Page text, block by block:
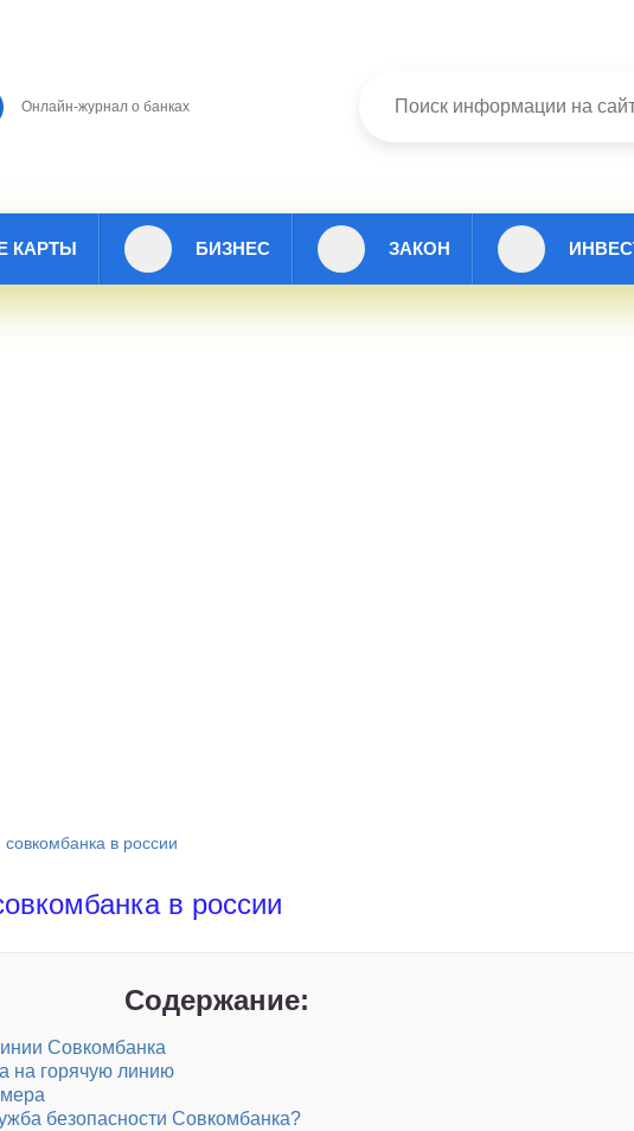
Онлайн-журнал о банках
КАРТЫ БИЗНЕС ЗАКОН
в россии
в россии
Содержание:
Совкомбанка
на горячую линию
безопасности Совкомбанка?